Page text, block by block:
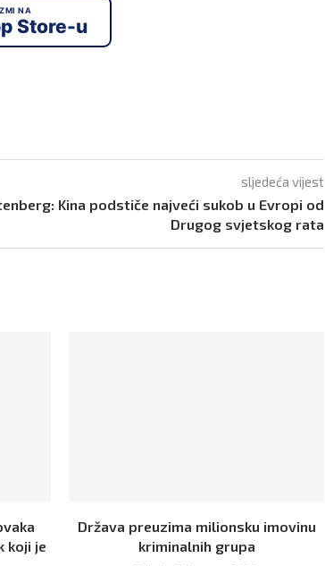
NA
Store-u
sljedeća vijest
Kina podstiče najveći sukob u Evropi od
Drugog svjetskog rata
koji je
Država preuzima milionsku imovinu
kriminalnih grupa